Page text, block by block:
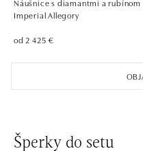
dnes otvorené od 09:00
Pařížská 1076/7, 110 00
Imperial Allegory
od 2 425 €
Šperky do setu